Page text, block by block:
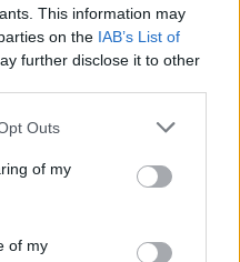
This information may
on the IAB’s List of
further disclose it to other
Outs
of my
of my
aztán óriási hálát
erre,
hogy Sylvia itt van, elég
a cuccait
megfelelő ruhát,
hivatalos
a munka